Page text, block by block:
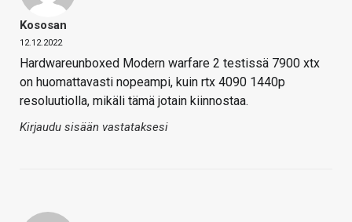
Kososan
12.12.2022
Hardwareunboxed Modern warfare 2 testissä 7900 xtx
on huomattavasti nopeampi, kuin rtx 4090 1440p
resoluutiolla, mikäli tämä jotain kiinnostaa.
Kirjaudu sisään vastataksesi